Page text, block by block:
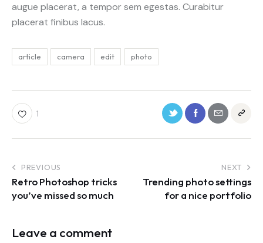
augue placerat, a tempor sem egestas. Curabitur
placerat finibus lacus.
article camera edit photo
1
PREVIOUS
Retro Photoshop tricks
you’ve missed so much
NEXT
Trending photo settings
for a nice portfolio
Leave a comment